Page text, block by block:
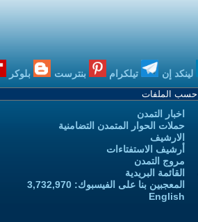
لينكد إن تيلكرام بنترست بلوكر
اخبار التمدن
حملات الحوار المتمدن التضامنية
الارشيف
أرشيف الاستفتاءات
مروج التمدن
القائمة البريدية
المعجبين بنا على الفيسبوك: 3,732,970
English